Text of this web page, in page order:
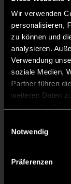
Wir verwenden
personalisieren,
zu können und
analysieren.
Verwendung
soziale Medien,
Partner führen
weiteren Daten
Notwendig
Präferenzen
Staff